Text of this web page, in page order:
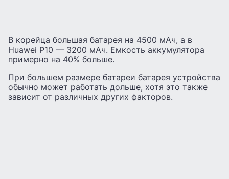
В корейца большая батарея на 4500 мАч, а в
Huawei P10 — 3200 мАч. Емкость аккумулятора
примерно на 40% больше.
При большем размере батареи батарея устройства
обычно может работать дольше, хотя это также
зависит от различных других факторов.